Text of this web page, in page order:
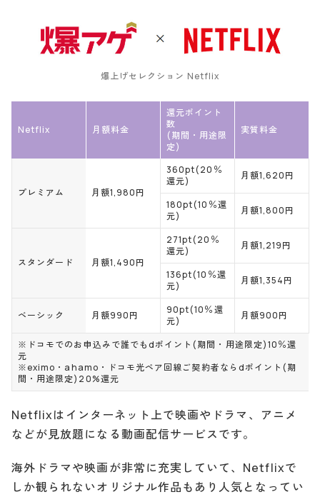
爆上げセレクション Netflix
Netflix 月額料金
還元ポイント
数
(期間・用途限
定)
実質料金
プレミアム 月額1,980円
360pt(20％
還元)
月額1,620円
180pt(10％還
元)
月額1,800円
スタンダード 月額1,490円
271pt(20％
還元)
月額1,219円
136pt(10％還
元)
月額1,354円
ベーシック 月額990円
90pt(10％還
元)
月額900円
※ドコモでのお申込みで誰でもdポイント(期間・用途限定)10％還
元
※eximo・ahamo・ドコモ光ペア回線ご契約者ならdポイント(期
間・用途限定)20%還元
Netflixはインターネット上で映画やドラマ、アニメ
などが見放題になる動画配信サービスです。
海外ドラマや映画が非常に充実していて、Netflixで
しか観られないオリジナル作品もあり人気となってい